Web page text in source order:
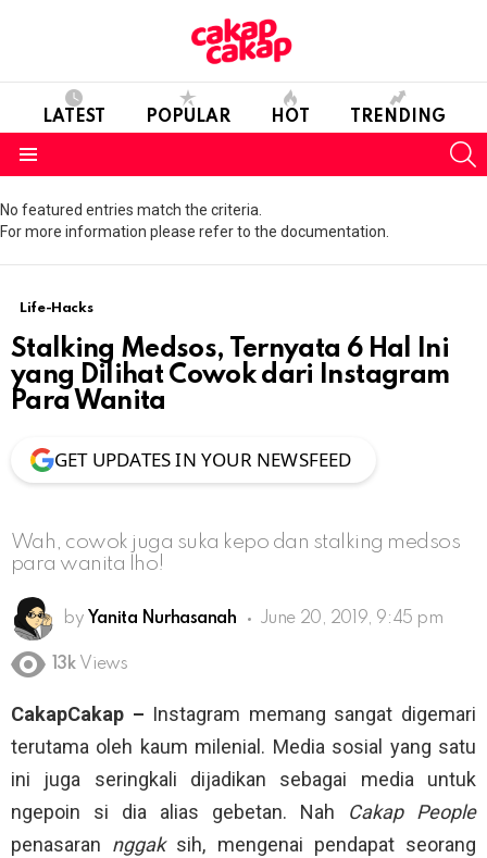
LATEST POPULAR HOT TRENDING
No featured entries match the criteria.
For more information please refer to the documentation.
Life-Hacks
Stalking Medsos, Ternyata 6 Hal Ini
yang Dilihat Cowok dari Instagram
Para Wanita
GET UPDATES IN YOUR NEWSFEED
Wah, cowok juga suka kepo dan stalking medsos
para wanita lho!
by Yanita Nurhasanah June 20, 2019, 9:45 pm
13k Views
CakapCakap – Instagram memang sangat digemari
terutama oleh kaum milenial. Media sosial yang satu
ini juga seringkali dijadikan sebagai media untuk
ngepoin si dia alias gebetan. Nah Cakap People
penasaran nggaksih, mengenai pendapat seorang